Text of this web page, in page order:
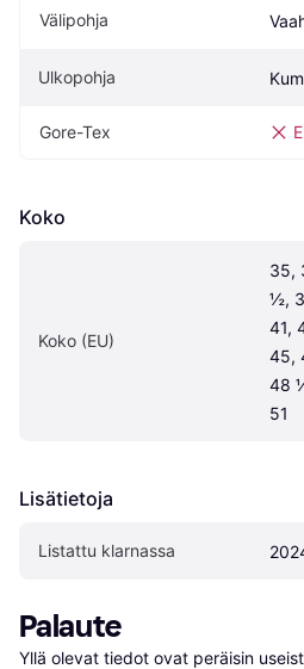
Välipohja
Ulkopohja
Gore-Tex
Koko
Koko (EU)
35,
½,
41,
45,
48
51
Lisätietoja
Listattu klarnassa
Palaute
Yllä olevat tiedot ovat peräisin